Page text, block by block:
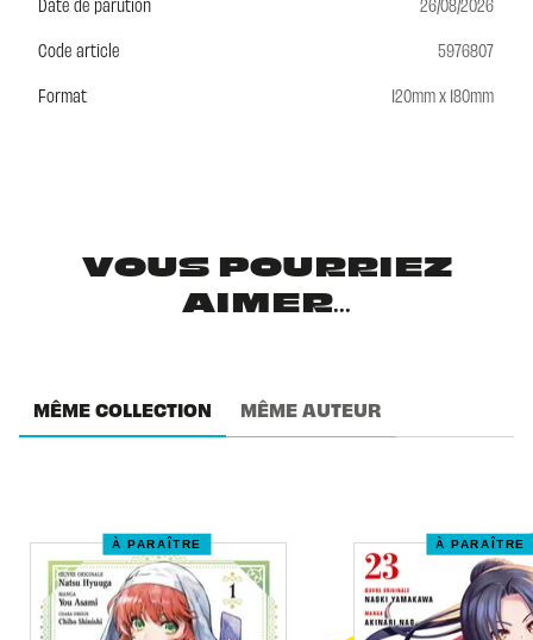
Code article
5976807
Format
120mm x 180mm
VOUS POURRIEZ
AIMER...
MÊME COLLECTION MÊME AUTEUR
À PARAÎTRE À PARAÎTRE